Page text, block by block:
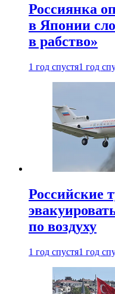
Россиянка
в Японии
в рабство»
1 год спустя1 год
Российские
по воздуху
1 год спустя1 год